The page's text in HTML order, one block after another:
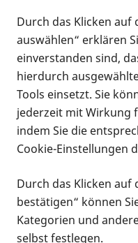
Infomaterial
Infomaterial
Vorlesen
Alle
Formaten an
Durch das Klicken auf
auswählen“ erklären
einverstanden sind,
hierdurch
Tools einsetzt. Sie
jederzeit mit Wirkung
indem Sie die
Cookie-Einstellungen
Durch das Klicken auf
bestätigen“ können
Kategorien und
selbst festlegen.